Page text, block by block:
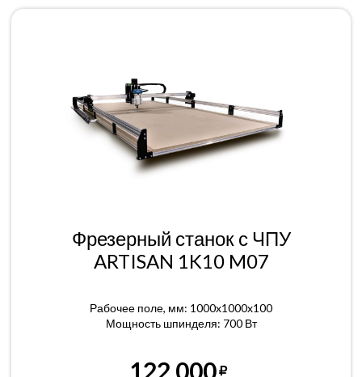
Фрезерный станок с ЧПУ
ARTISAN 1K10 M07
Рабочее поле, мм: 1000x1000x100
Мощность шпинделя: 700 Вт
122 000